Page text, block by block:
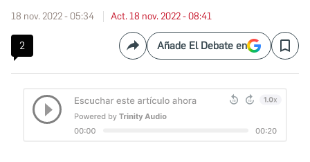
18 nov. 2022 - 05:34 Act. 18 nov. 2022 - 08:41
2 CompartirAñade El Debate en Save